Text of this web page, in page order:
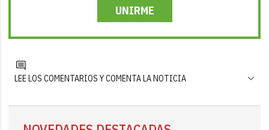
UNIRME
LEE LOS COMENTARIOS Y COMENTA LA NOTICIA